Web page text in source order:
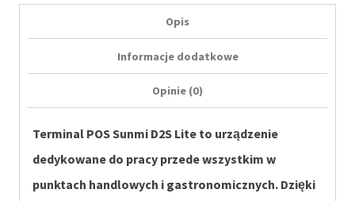
Opis
Informacje dodatkowe
Opinie (0)
Terminal POS Sunmi D2S Lite to urządzenie
dedykowane do pracy przede wszystkim w
punktach handlowych i gastronomicznych. Dzięki